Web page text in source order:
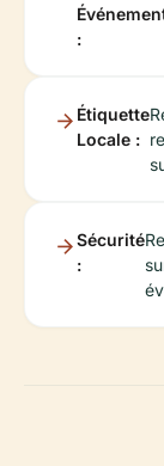
:
Étiquette
Locale :
Sécurité
: